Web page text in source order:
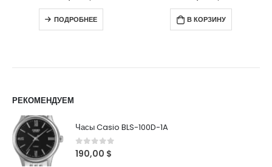
ПОДРОБНЕЕ В КОРЗИНУ
РЕКОМЕНДУЕМ
Часы Casio BLS-100D-1A
0out of 5
190,00 $